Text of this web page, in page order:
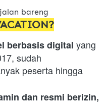
bareng
berbasis digital yang
sudah
peserta hingga
dan resmi berizin,